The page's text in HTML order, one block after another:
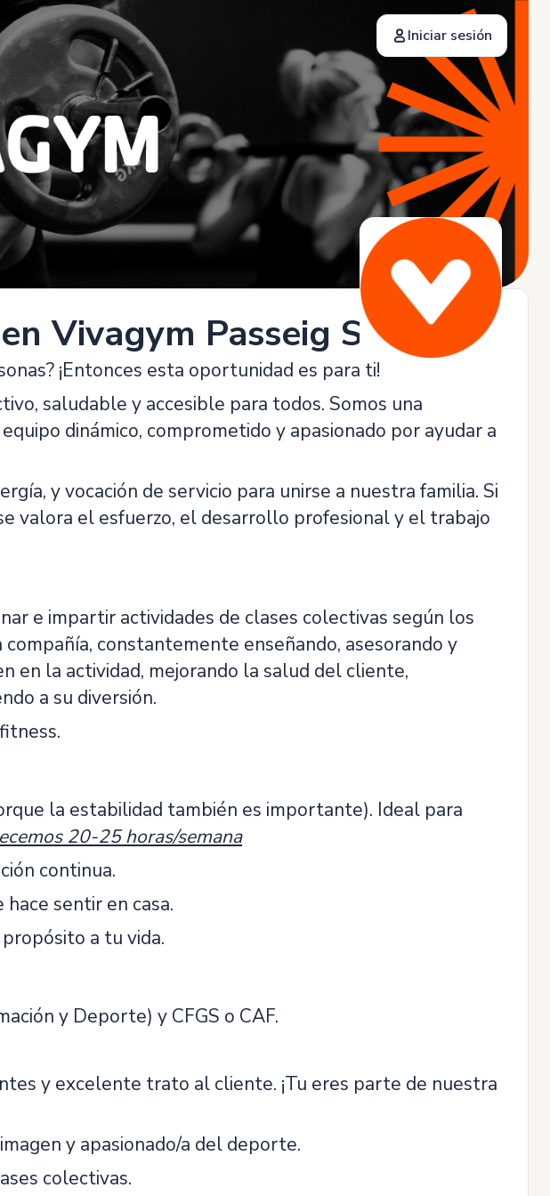
Iniciar sesión
Vivagym Passeig Sant Joan
¡Entonces esta oportunidad es para ti!
saludable y accesible para todos. Somos una
dinámico, comprometido y apasionado por ayudar a
y vocación de servicio para unirse a nuestra familia. Si
valora el esfuerzo, el desarrollo profesional y el trabajo
e impartir actividades de clases colectivas según los
constantemente enseñando, asesorando y
en la actividad, mejorando la salud del cliente,
a su diversión.
la estabilidad también es importante). Ideal para
20-25 horas/semana
continua.
sentir en casa.
a tu vida.
y Deporte) y CFGS o CAF.
y excelente trato al cliente. ¡Tu eres parte de nuestra
y apasionado/a del deporte.
colectivas.